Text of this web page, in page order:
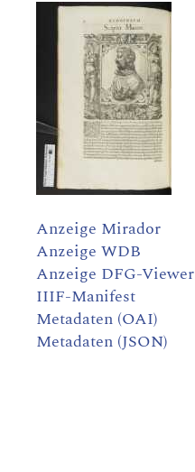
Anzeige Mirador
Anzeige WDB
Anzeige DFG-Viewer
IIIF-Manifest
Metadaten (OAI)
Metadaten (JSON)